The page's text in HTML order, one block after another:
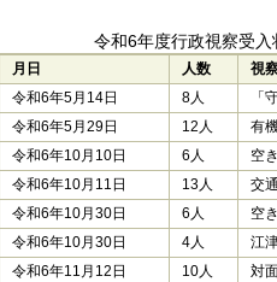
令和6年度行政視察受入
月日 人数
視
令和6年5月14日 8人
「
令和6年5月29日 12人
有
令和6年10月10日 6人
空
令和6年10月11日 13人
交
令和6年10月30日 6人
空
令和6年10月30日 4人
江
令和6年11月12日 10人
対